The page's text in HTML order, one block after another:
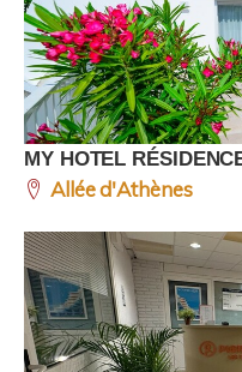
MY HOTEL
Allée d'Athènes